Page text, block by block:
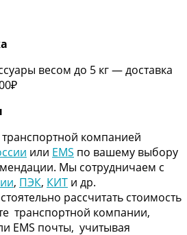
весом до 5 кг — доставка
транспортной компанией
или EMS по вашему выбору
Мы сотрудничаем с
, ПЭК, КИТ и др.
рассчитать стоимость
транспортной компании,
EMS почты, учитывая